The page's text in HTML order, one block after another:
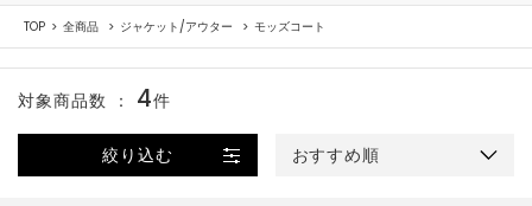
TOP 全商品 ジャケット/アウター モッズコート
絞り込む おすすめ順
対象商品数 ： 4件